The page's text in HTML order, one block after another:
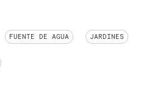
FUENTE DE AGUA JARDINES